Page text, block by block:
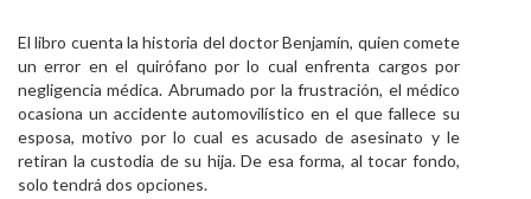
El libro cuenta la historia del doctor Benjamín, quien comete
un error en el quirófano por lo cual enfrenta cargos por
negligencia médica. Abrumado por la frustración, el médico
ocasiona un accidente automovilístico en el que fallece su
esposa, motivo por lo cual es acusado de asesinato y le
retiran la custodia de su hija. De esa forma, al tocar fondo,
solo tendrá dos opciones.